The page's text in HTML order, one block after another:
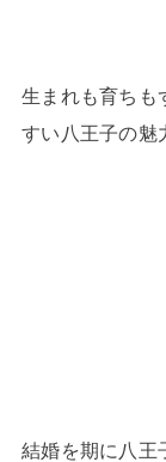
生まれも育ちも
すい八王子の魅
結婚を期に八王